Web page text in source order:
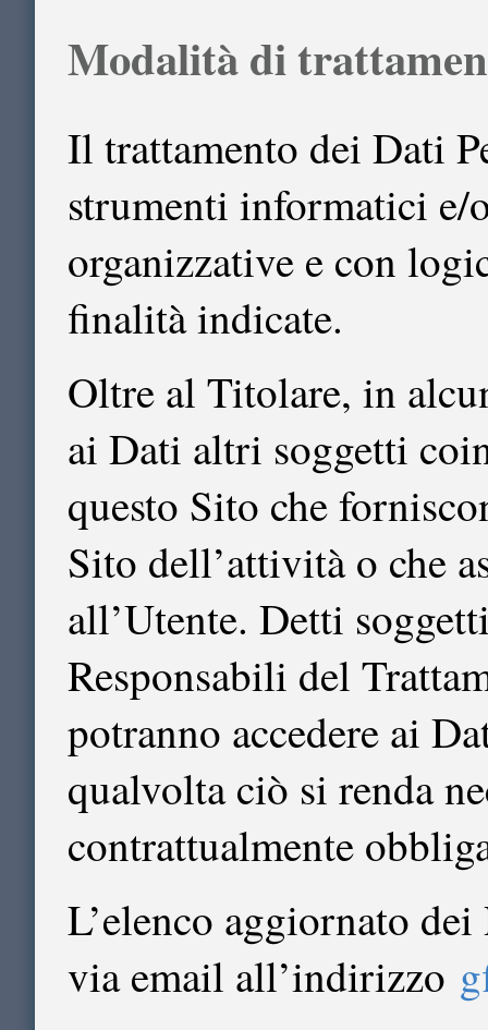
Modalità di
Il trattamento dei Dati
strumenti informatici e/
organizzative e con
finalità indicate.
Oltre al Titolare, in
ai Dati altri soggetti
questo Sito che
Sito dell’attività o che
all’Utente. Detti
Responsabili del
potranno accedere ai
qualvolta ciò si renda
contrattualmente
L’elenco aggiornato
via email all’indirizzo